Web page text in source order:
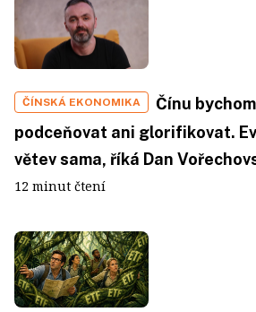
ČÍNSKÁ EKONOMIKA
Čínu
podceňovat ani glorifikovat.
větev sama, říká Dan
12 minut čtení